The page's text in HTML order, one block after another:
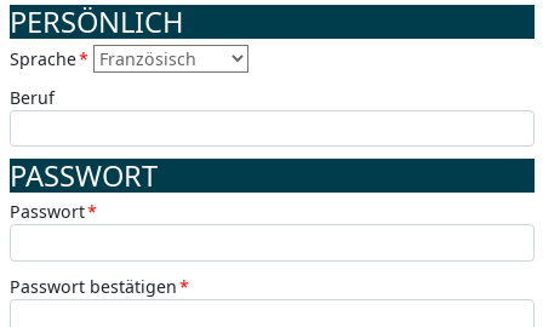
PERSÖNLICH
Sprache*
Beruf
PASSWORT
Passwort*
Passwort bestätigen*